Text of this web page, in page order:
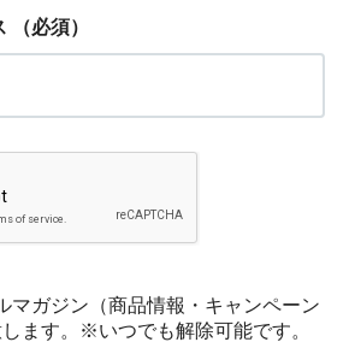
（必須）
マガジン（商品情報・キャンペーン
ます。※いつでも解除可能です。